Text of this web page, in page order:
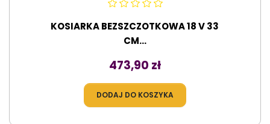
KOSIARKA BEZSZCZOTKOWA 18 V 33
CM...
Cena
473,90 zł
DODAJ DO KOSZYKA